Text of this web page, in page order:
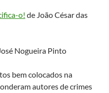
o! de João César das
Nogueira Pinto
bem colocados na
autores de crimes